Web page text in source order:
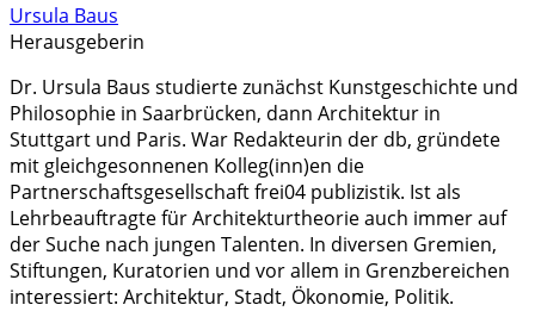
Ursula Baus
Herausgeberin
Dr. Ursula Baus studierte zunächst Kunstgeschichte und
Philosophie in Saarbrücken, dann Architektur in
Stuttgart und Paris. War Redakteurin der db, gründete
mit gleichgesonnenen Kolleg(inn)en die
Partnerschaftsgesellschaft frei04 publizistik. Ist als
Lehrbeauftragte für Architekturtheorie auch immer auf
der Suche nach jungen Talenten. In diversen Gremien,
Stiftungen, Kuratorien und vor allem in Grenzbereichen
interessiert: Architektur, Stadt, Ökonomie, Politik.